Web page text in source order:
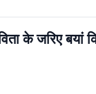
के जरिए बयां